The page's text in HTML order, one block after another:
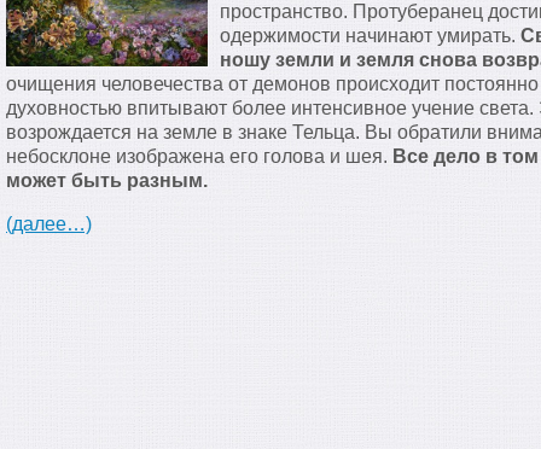
пространство. Протуберанец
одержимости начинают умирать.
ношу земли и земля снова
очищения человечества от демонов происходит
духовностью впитывают более интенсивное учение
возрождается на земле в знаке Тельца. Вы обратили
небосклоне изображена его голова и шея. Все дело в
может быть разным.
(далее…)